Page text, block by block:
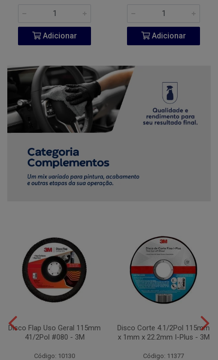
Adicionar Adicionar
Disco Flap Uso Geral 115mm
41/2Pol #080 - 3M
Código: 10130
Disco Corte 4.1/2Pol 115mm
x 1mm x 22.2mm I-Plus - 3M
Código: 11377